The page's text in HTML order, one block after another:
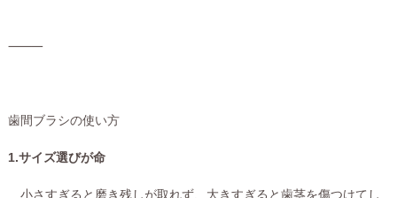
⸻
歯間ブラシの使い方
1.サイズ選びが命
小さすぎると磨き残しが取れず、大きすぎると歯茎を傷つけてし